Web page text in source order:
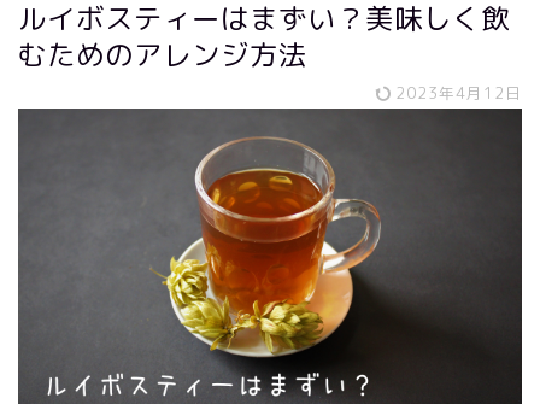
ルイボスティーはまずい？美味しく飲
むためのアレンジ方法
2023年4月12日